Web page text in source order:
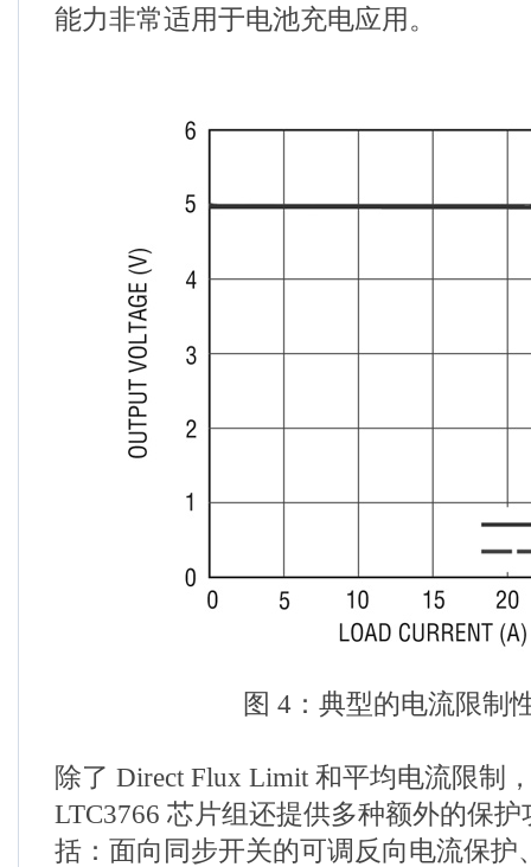
能力非常适用于电池充电应用。
图 4：典型的电流限制
除了 Direct Flux Limit 和平均电流限制
LTC3766 芯片组还提供多种额外的保
括：面向同步开关的可调反向电流保护